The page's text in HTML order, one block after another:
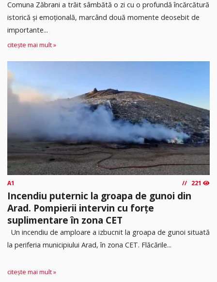
Comuna Zăbrani a trăit sâmbătă o zi cu o profundă încărcătură
istorică și emoțională, marcând două momente deosebit de
importante...
citește mai mult »
A1 221
Incendiu puternic la groapa de gunoi din
Arad. Pompierii intervin cu forțe
suplimentare în zona CET
Un incendiu de amploare a izbucnit la groapa de gunoi situată
la periferia municipiului Arad, în zona CET. Flăcările...
citește mai mult »